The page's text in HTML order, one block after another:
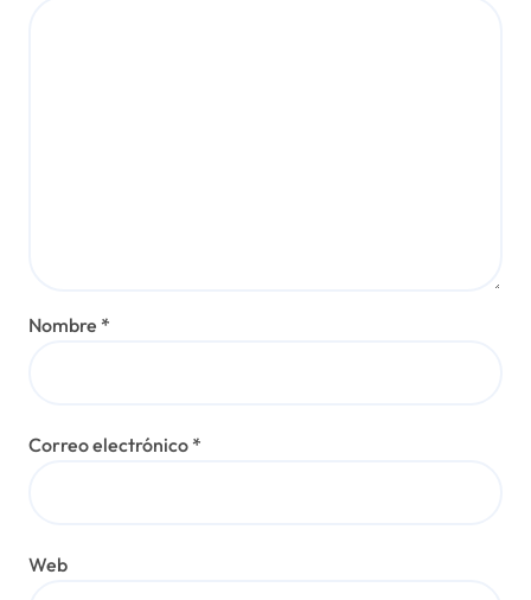
Nombre *
Correo electrónico *
Web